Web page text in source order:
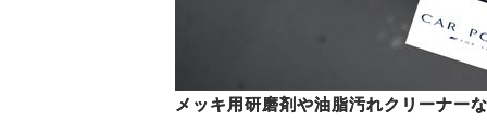
メッキ用研磨剤や油脂汚れクリーナー